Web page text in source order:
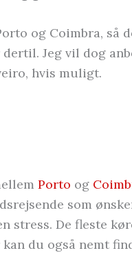
og Coimbra, så
Jeg vil dog
hvis muligt.
Porto og
som
stress. De fleste
du også nemt